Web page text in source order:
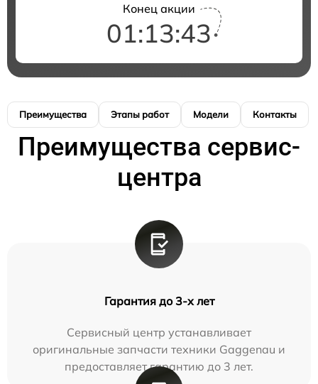
Конец акции
01:13:42
Преимущества Этапы работ Модели Контакты
Преимущества сервис-
центра
Гарантия до 3-х лет
Сервисный центр устанавливает
оригинальные запчасти техники Gaggenau и
предоставляет гарантию до 3 лет.